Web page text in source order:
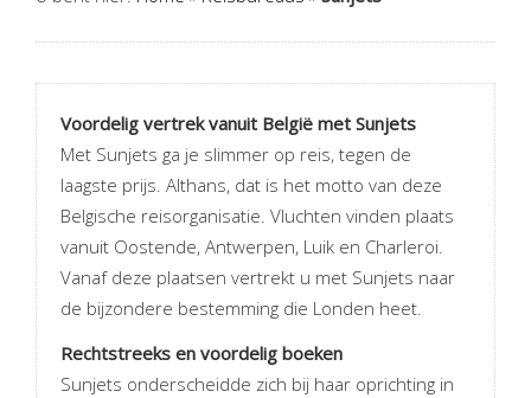
Voordelig vertrek vanuit België met Sunjets
Met Sunjets ga je slimmer op reis, tegen de
laagste prijs. Althans, dat is het motto van deze
Belgische reisorganisatie. Vluchten vinden plaats
vanuit Oostende, Antwerpen, Luik en Charleroi.
Vanaf deze plaatsen vertrekt u met Sunjets naar
de bijzondere bestemming die Londen heet.
Rechtstreeks en voordelig boeken
Sunjets onderscheidde zich bij haar oprichting in